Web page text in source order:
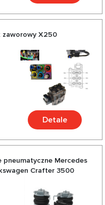
zaworowy X250
Detale
pneumatyczne Mercedes
Crafter 3500